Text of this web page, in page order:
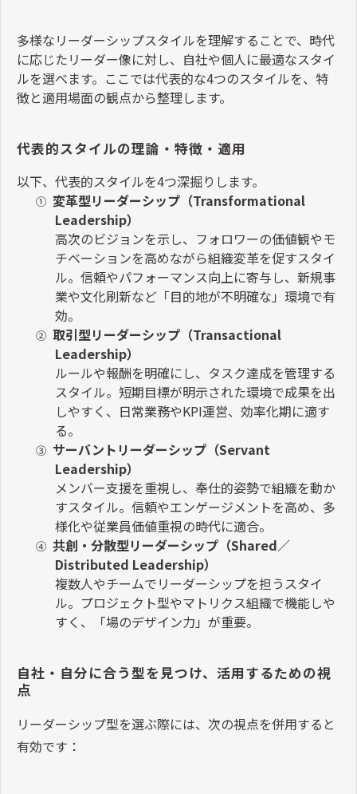
多様なリーダーシップスタイルを理解することで、時代
に応じたリーダー像に対し、自社や個人に最適なスタイ
ルを選べます。ここでは代表的な4つのスタイルを、特
徴と適用場面の観点から整理します。
代表的スタイルの理論・特徴・適用
以下、代表的スタイルを4つ深掘りします。
① 変革型リーダーシップ（Transformational
Leadership）
高次のビジョンを示し、フォロワーの価値観やモ
チベーションを高めながら組織変革を促すスタイ
ル。信頼やパフォーマンス向上に寄与し、新規事
業や文化刷新など「目的地が不明確な」環境で有
効。
② 取引型リーダーシップ（Transactional
Leadership）
ルールや報酬を明確にし、タスク達成を管理する
スタイル。短期目標が明示された環境で成果を出
しやすく、日常業務やKPI運営、効率化期に適す
る。
③ サーバントリーダーシップ（Servant
Leadership）
メンバー支援を重視し、奉仕的姿勢で組織を動か
すスタイル。信頼やエンゲージメントを高め、多
様化や従業員価値重視の時代に適合。
④ 共創・分散型リーダーシップ（Shared／
Distributed Leadership）
複数人やチームでリーダーシップを担うスタイ
ル。プロジェクト型やマトリクス組織で機能しや
すく、「場のデザイン力」が重要。
自社・自分に合う型を見つけ、活用するための視
点
リーダーシップ型を選ぶ際には、次の視点を併用すると
有効です：